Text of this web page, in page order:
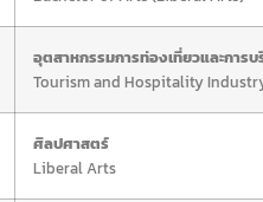
อุตสาหกรรมการท่องเที่ยวและการบ
Tourism and Hospitality
ศิลปศาสตร์
Liberal Arts